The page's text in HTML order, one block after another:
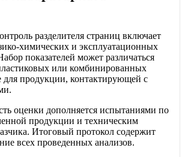
разделителя страниц включает
химических и эксплуатационных
показателей может различаться
или комбинированных
для продукции, контактирующей с
оценки дополняется испытаниями по
продукции и техническим
Итоговый протокол содержит
всех проведенных анализов.